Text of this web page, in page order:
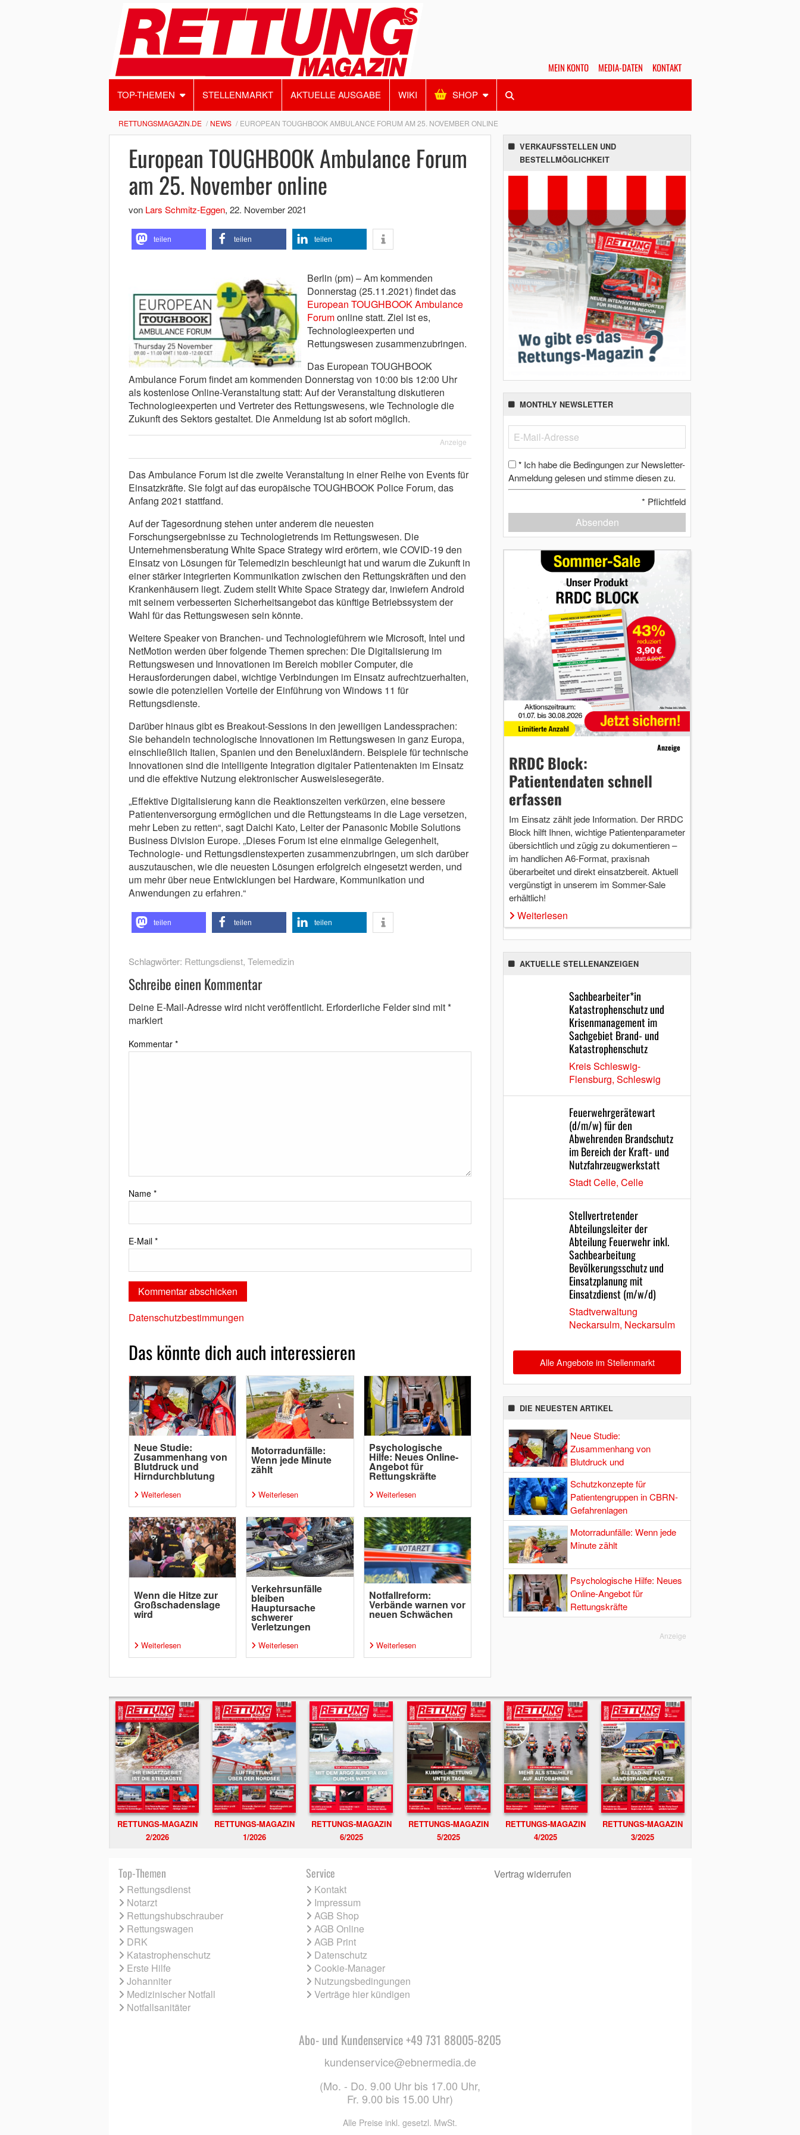
MEIN KONTO MEDIA-DATEN KONTAKT
TOP-THEMEN STELLENMARKT AKTUELLE AUSGABE WIKI SHOP
RETTUNGSMAGAZIN.DE NEWS EUROPEAN TOUGHBOOK AMBULANCE FORUM AM 25. NOVEMBER ONLINE
European TOUGHBOOK Ambulance Forum
am 25. November online
von Lars Schmitz-Eggen, 22. November 2021
teilen teilen teilen
Berlin (pm) – Am kommenden
Donnerstag (25.11.2021) findet das
European TOUGHBOOK Ambulance
Forumonline statt. Ziel ist es,
Technologieexperten und
Rettungswesen zusammenzubringen.
Das European TOUGHBOOK
Ambulance Forum findet am kommenden Donnerstag von 10:00 bis 12:00 Uhr
als kostenlose Online-Veranstaltung statt: Auf der Veranstaltung diskutieren
Technologieexperten und Vertreter des Rettungswesens, wie Technologie die
Zukunft des Sektors gestaltet. Die Anmeldung ist ab sofort möglich.
Anzeige
Das Ambulance Forum ist die zweite Veranstaltung in einer Reihe von Events für
Einsatzkräfte. Sie folgt auf das europäische TOUGHBOOK Police Forum, das
Anfang 2021 stattfand.
Auf der Tagesordnung stehen unter anderem die neuesten
Forschungsergebnisse zu Technologietrends im Rettungswesen. Die
Unternehmensberatung White Space Strategy wird erörtern, wie COVID-19 den
Einsatz von Lösungen für Telemedizin beschleunigt hat und warum die Zukunft in
einer stärker integrierten Kommunikation zwischen den Rettungskräften und den
Krankenhäusern liegt. Zudem stellt White Space Strategy dar, inwiefern Android
mit seinem verbesserten Sicherheitsangebot das künftige Betriebssystem der
Wahl für das Rettungswesen sein könnte.
Weitere Speaker von Branchen- und Technologieführern wie Microsoft, Intel und
NetMotion werden über folgende Themen sprechen: Die Digitalisierung im
Rettungswesen und Innovationen im Bereich mobiler Computer, die
Herausforderungen dabei, wichtige Verbindungen im Einsatz aufrechtzuerhalten,
sowie die potenziellen Vorteile der Einführung von Windows 11 für
Rettungsdienste.
Darüber hinaus gibt es Breakout-Sessions in den jeweiligen Landessprachen:
Sie behandeln technologische Innovationen im Rettungswesen in ganz Europa,
einschließlich Italien, Spanien und den Beneluxländern. Beispiele für technische
Innovationen sind die intelligente Integration digitaler Patientenakten im Einsatz
und die effektive Nutzung elektronischer Ausweislesegeräte.
„Effektive Digitalisierung kann die Reaktionszeiten verkürzen, eine bessere
Patientenversorgung ermöglichen und die Rettungsteams in die Lage versetzen,
mehr Leben zu retten“, sagt Daichi Kato, Leiter der Panasonic Mobile Solutions
Business Division Europe. „Dieses Forum ist eine einmalige Gelegenheit,
Technologie- und Rettungsdienstexperten zusammenzubringen, um sich darüber
auszutauschen, wie die neuesten Lösungen erfolgreich eingesetzt werden, und
um mehr über neue Entwicklungen bei Hardware, Kommunikation und
Anwendungen zu erfahren.“
teilen teilen teilen
Schlagwörter: Rettungsdienst, Telemedizin
Schreibe einen Kommentar
Deine E-Mail-Adresse wird nicht veröffentlicht. Erforderliche Felder sind mit*
markiert
Kommentar *
Name *
E-Mail *
Datenschutzbestimmungen
Das könnte dich auch interessieren
Neue Studie:
Zusammenhang von
Blutdruck und
Hirndurchblutung
Weiterlesen
Motorradunfälle:
Wenn jede Minute
zählt
Weiterlesen
Psychologische
Hilfe: Neues Online-
Angebot für
Rettungskräfte
Weiterlesen
Wenn die Hitze zur
Großschadenslage
wird
Weiterlesen
Verkehrsunfälle
bleiben
Hauptursache
schwerer
Verletzungen
Weiterlesen
Notfallreform:
Verbände warnen vor
neuen Schwächen
Weiterlesen
VERKAUFSSTELLEN UND
BESTELLMÖGLICHKEIT
MONTHLY NEWSLETTER
* Ich habe die Bedingungen zur Newsletter-
Anmeldung gelesen und stimme diesen zu.
* Pflichtfeld
Absenden
Anzeige
RRDC Block:
Patientendaten schnell
erfassen
Im Einsatz zählt jede Information. Der RRDC
Block hilft Ihnen, wichtige Patientenparameter
übersichtlich und zügig zu dokumentieren –
im handlichen A6-Format, praxisnah
überarbeitet und direkt einsatzbereit. Aktuell
vergünstigt in unserem im Sommer-Sale
erhältlich!
Weiterlesen
AKTUELLE STELLENANZEIGEN
Sachbearbeiter*in
Katastrophenschutz und
Krisenmanagement im
Sachgebiet Brand- und
Katastrophenschutz
Kreis Schleswig-
Flensburg, Schleswig
Feuerwehrgerätewart
(d/m/w) für den
Abwehrenden Brandschutz
im Bereich der Kraft- und
Nutzfahrzeugwerkstatt
Stadt Celle, Celle
Stellvertretender
Abteilungsleiter der
Abteilung Feuerwehr inkl.
Sachbearbeitung
Bevölkerungsschutz und
Einsatzplanung mit
Einsatzdienst (m/w/d)
Stadtverwaltung
Neckarsulm, Neckarsulm
Alle Angebote im Stellenmarkt
DIE NEUESTEN ARTIKEL
Neue Studie:
Zusammenhang von
Blutdruck und
Hirndurchblutung
Schutzkonzepte für
Patientengruppen in CBRN-
Gefahrenlagen
Motorradunfälle: Wenn jede
Minute zählt
Psychologische Hilfe: Neues
Online-Angebot für
Rettungskräfte
Anzeige
RETTUNGS-MAGAZIN
2/2026
RETTUNGS-MAGAZIN
1/2026
RETTUNGS-MAGAZIN
6/2025
RETTUNGS-MAGAZIN
5/2025
RETTUNGS-MAGAZIN
4/2025
RETTUNGS-MAGAZIN
3/2025
Top-Themen
Rettungsdienst
Notarzt
Rettungshubschrauber
Rettungswagen
DRK
Katastrophenschutz
Erste Hilfe
Johanniter
Medizinischer Notfall
Notfallsanitäter
Service
Kontakt
Impressum
AGB Shop
AGB Online
AGB Print
Datenschutz
Cookie-Manager
Nutzungsbedingungen
Verträge hier kündigen
Vertrag widerrufen
Abo- und Kundenservice +49 731 88005-8205
kundenservice@ebnermedia.de
(Mo. - Do. 9.00 Uhr bis 17.00 Uhr,
Fr. 9.00 bis 15.00 Uhr)
Alle Preise inkl. gesetzl. MwSt.